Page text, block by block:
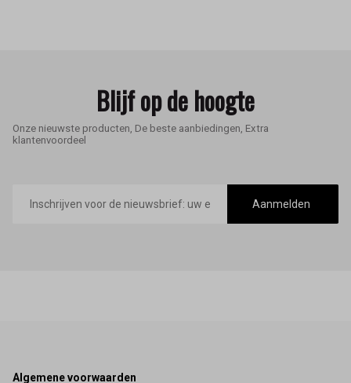
Blijf op de hoogte
Onze nieuwste producten, De beste aanbiedingen, Extra
klantenvoordeel
mailadres
Aanmelden
Algemene voorwaarden